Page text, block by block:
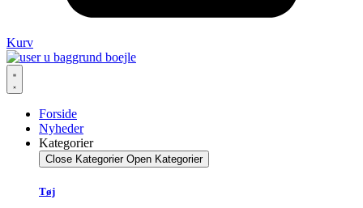
Kurv
Forside
Nyheder
Kategorier
Close Kategorier Open Kategorier
Tøj